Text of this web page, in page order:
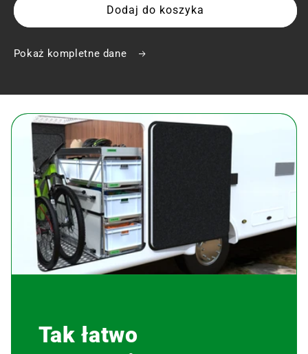
Dodaj do koszyka
Pokaż kompletne dane
Tak łatwo